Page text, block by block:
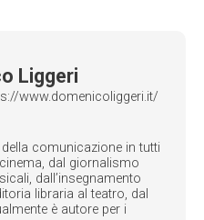
Liggeri
www.domenicoliggeri.it/
comunicazione in tutti
dal giornalismo
dall’insegnamento
libraria al teatro, dal
è autore per i